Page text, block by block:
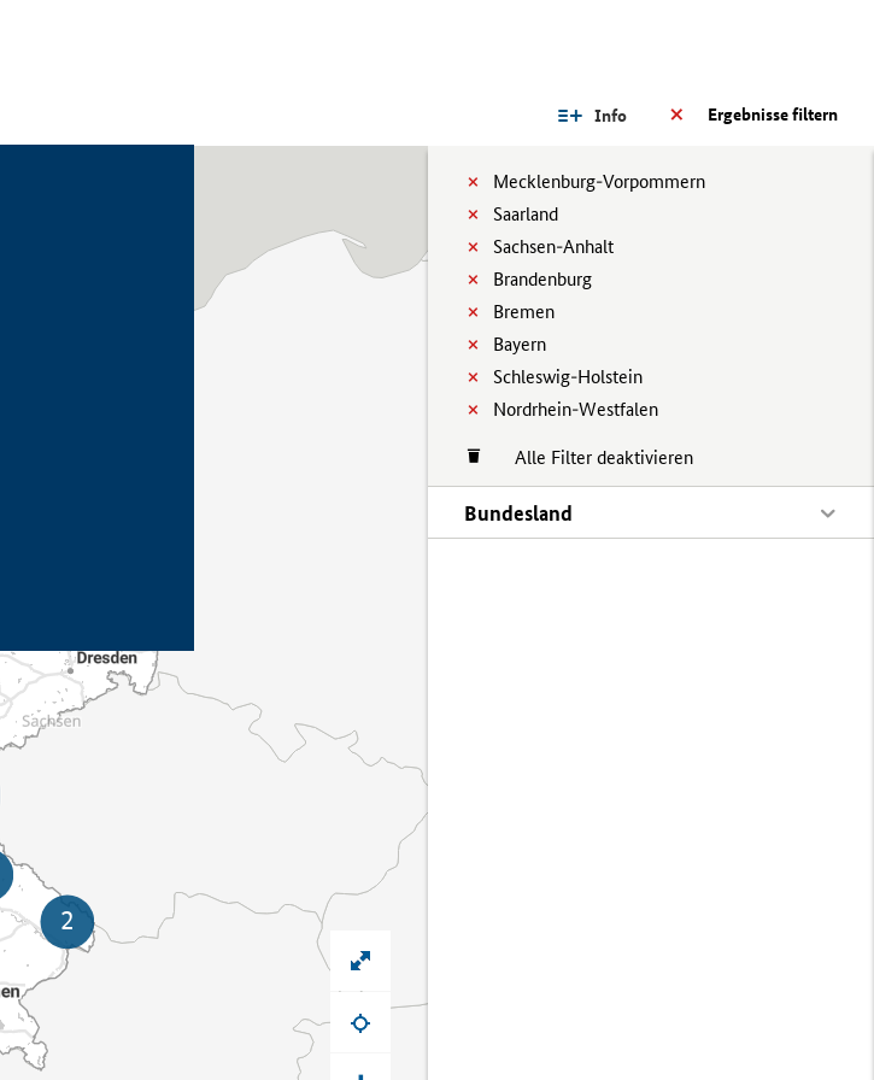
Ergebnisse filtern
Info
Mecklenburg-Vorpommern
Saarland
Sachsen-Anhalt
Brandenburg
Bremen
Bayern
Schleswig-Holstein
Nordrhein-Westfalen
Alle Filter deaktivieren
Bundesland